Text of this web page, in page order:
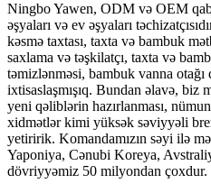
Ningbo Yawen, ODM və OEM
əşyaları və ev əşyaları
kəsmə taxtası, taxta və bambuk
saxlama və təşkilatçı, taxta və
təmizlənməsi, bambuk vanna otağı
ixtisaslaşmışıq. Bundan əlavə, biz
yeni qəliblərin hazırlanması,
xidmətlər kimi yüksək səviyyəli
yetiririk. Komandamızın səyi ilə
Yaponiya, Cənubi Koreya,
dövriyyəmiz 50 milyondan çoxdur.